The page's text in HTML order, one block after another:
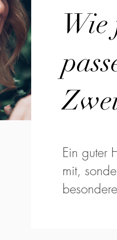
Wie
Ein guter
mit,